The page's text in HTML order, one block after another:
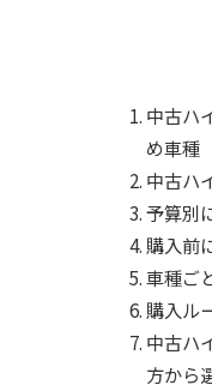
中古ハ
め車種
中古ハ
予算別
購入前
車種ご
購入ル
中古ハ
方から